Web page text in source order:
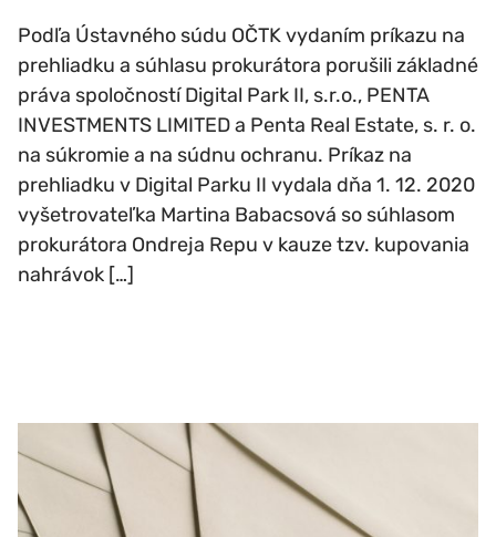
Podľa Ústavného súdu OČTK vydaním príkazu na
prehliadku a súhlasu prokurátora porušili základné
práva spoločností Digital Park II, s.r.o., PENTA
INVESTMENTS LIMITED a Penta Real Estate, s. r. o.
na súkromie a na súdnu ochranu. Príkaz na
prehliadku v Digital Parku II vydala dňa 1. 12. 2020
vyšetrovateľka Martina Babacsová so súhlasom
prokurátora Ondreja Repu v kauze tzv. kupovania
nahrávok […]